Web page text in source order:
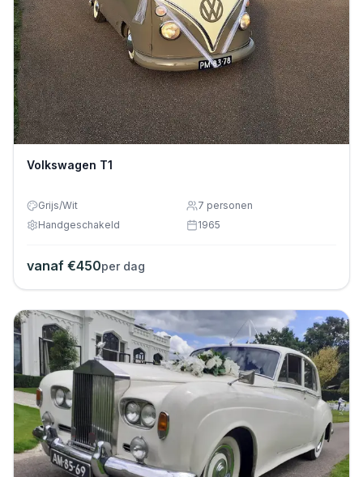
Volkswagen T1
Grijs/Wit 7 personen
Handgeschakeld
1965
vanaf €450per dag